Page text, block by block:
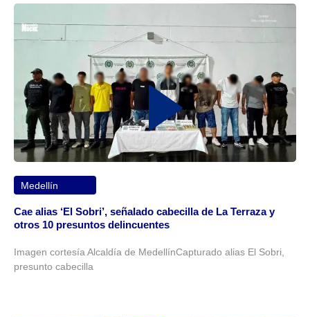
Medellín
Cae alias ‘El Sobri’, señalado cabecilla de La Terraza y
otros 10 presuntos delincuentes
Imagen cortesía Alcaldía de MedellínCapturado alias El Sobri,
presunto cabecilla